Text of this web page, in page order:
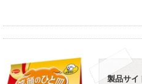
製品サイ